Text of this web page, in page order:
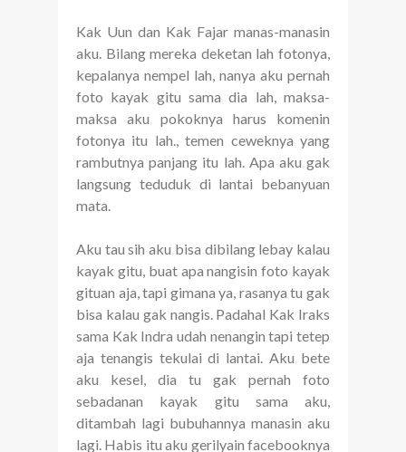
Kak Uun dan Kak Fajar manas-manasin
aku. Bilang mereka deketan lah fotonya,
kepalanya nempel lah, nanya aku pernah
foto kayak gitu sama dia lah, maksa-
maksa aku pokoknya harus komenin
fotonya itu lah., temen ceweknya yang
rambutnya panjang itu lah. Apa aku gak
langsung teduduk di lantai bebanyuan
mata.
Aku tau sih aku bisa dibilang lebay kalau
kayak gitu, buat apa nangisin foto kayak
gituan aja, tapi gimana ya, rasanya tu gak
bisa kalau gak nangis. Padahal Kak Iraks
sama Kak Indra udah nenangin tapi tetep
aja tenangis tekulai di lantai. Aku bete
aku kesel, dia tu gak pernah foto
sebadanan kayak gitu sama aku,
ditambah lagi bubuhannya manasin aku
lagi. Habis itu aku gerilyain facebooknya